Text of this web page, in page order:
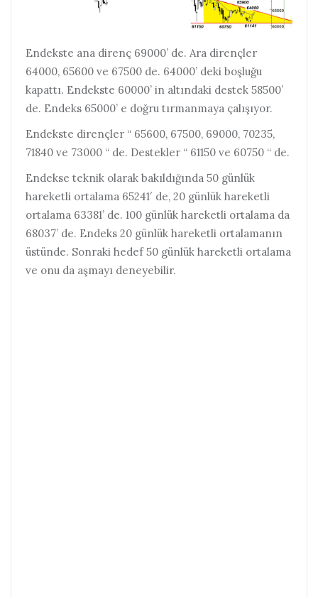
Endekste ana direnç 69000’ de. Ara dirençler
64000, 65600 ve 67500 de. 64000’ deki boşluğu
kapattı. Endekste 60000’ in altındaki destek 58500’
de. Endeks 65000’ e doğru tırmanmaya çalışıyor.
Endekste dirençler “ 65600, 67500, 69000, 70235,
71840 ve 73000 “ de. Destekler “ 61150 ve 60750 “ de.
Endekse teknik olarak bakıldığında 50 günlük
hareketli ortalama 65241′ de, 20 günlük hareketli
ortalama 63381’ de. 100 günlük hareketli ortalama da
68037’ de. Endeks 20 günlük hareketli ortalamanın
üstünde. Sonraki hedef 50 günlük hareketli ortalama
ve onu da aşmayı deneyebilir.